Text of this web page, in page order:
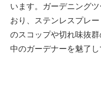
います。ガーデニング
おり、ステンレスプレ
のスコップや切れ味抜
中のガーデナーを魅了し